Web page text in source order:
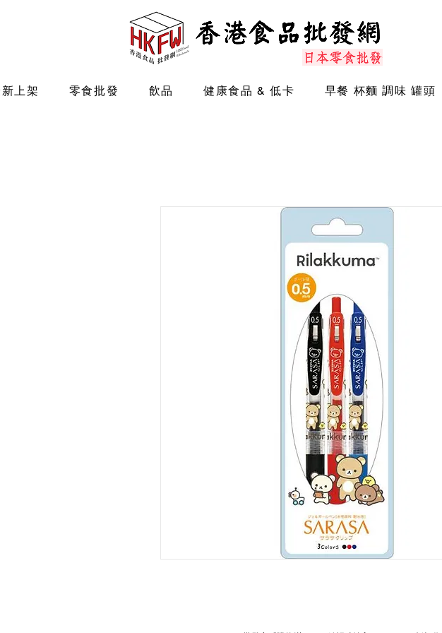
上架 零食批發 飲品 健康食品 & 低卡 早餐 杯麵 調味 罐頭